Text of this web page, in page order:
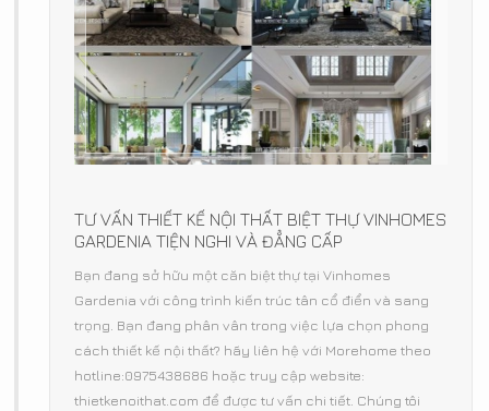
TƯ VẤN THIẾT KẾ NỘI THẤT BIỆT THỰ VINHOMES
GARDENIA TIỆN NGHI VÀ ĐẲNG CẤP
Bạn đang sở hữu một căn biệt thự tại Vinhomes
Gardenia với công trình kiến trúc tân cổ điển và sang
trọng. Bạn đang phân vân trong việc lựa chọn phong
cách thiết kế nội thất? hãy liên hệ với Morehome theo
hotline:0975438686 hoặc truy cập website:
thietkenoithat.com để được tư vấn chi tiết. Chúng tôi